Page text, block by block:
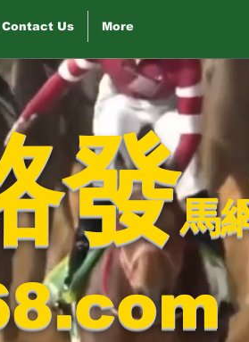
Contact Us More
發馬